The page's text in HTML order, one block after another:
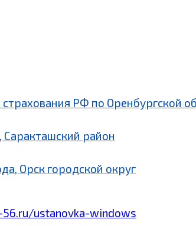
РФ по Оренбургской
район
Орск городской округ
ustanovka-windows